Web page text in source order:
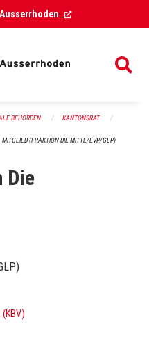
(External Link)
BEHÖRDEN
KANTONSRAT
MITGLIED (FRAKTION DIE MITTE/EVP/GLP)
Die